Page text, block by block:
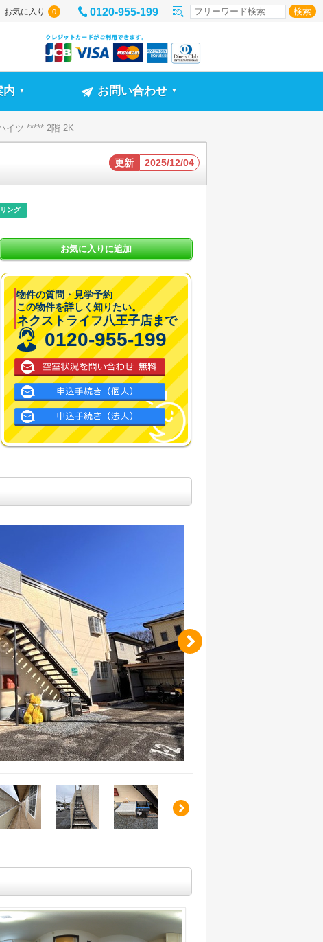
お気に入り 0 0120-955-199
内 ▼ お問い合わせ ▼
イツ ***** 2階 2K
更新 2025/12/04
ング
お気に入りに追加
物件の質問・見学予約
この物件を詳しく知りたい。
ネクストライフ八王子店まで
0120-955-199